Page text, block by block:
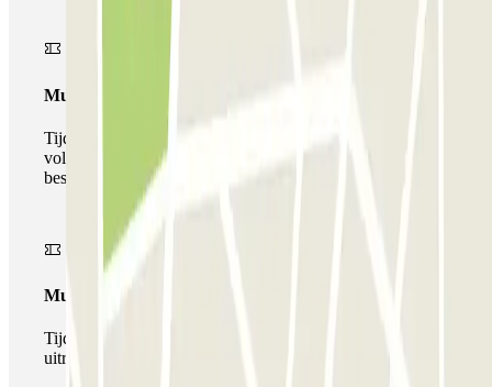
Multiparking pass
Tijdens uw verblijf kunt u gebruik maken van het
volledige netwerk van parkeergarages van deze operator,
beschikbaar bij Parclick.
Multipass
Tijdens je verblijf kun je de parkeerplaats zo vaak in- en
uitrijden als je wilt.